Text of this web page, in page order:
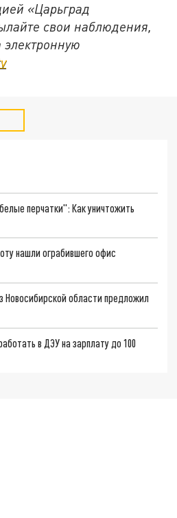
«Царьград
свои наблюдения,
перчатки": Как уничтожить
нашли ограбившего офис
Новосибирской области предложил
в ДЭУ на зарплату до 100